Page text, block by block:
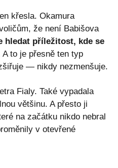
křesla. Okamura
že není Babišova
hledat příležitost, kde se
A to je přesně ten typ
— nikdy nezmenšuje.
Fialy. Také vypadala
většinu. A přesto ji
na začátku nikdo nebral
v otevřené